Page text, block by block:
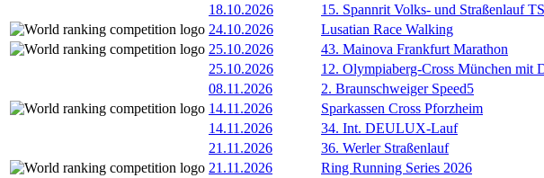
18.10.2026
15. Spannrit Volks- und Straßenlauf
24.10.2026
Lusatian Race Walking
25.10.2026
43. Mainova Frankfurt Marathon
25.10.2026
12. Olympiaberg-Cross München mit
08.11.2026
2. Braunschweiger Speed5
14.11.2026
Sparkassen Cross Pforzheim
14.11.2026
34. Int. DEULUX-Lauf
21.11.2026
36. Werler Straßenlauf
21.11.2026
Ring Running Series 2026